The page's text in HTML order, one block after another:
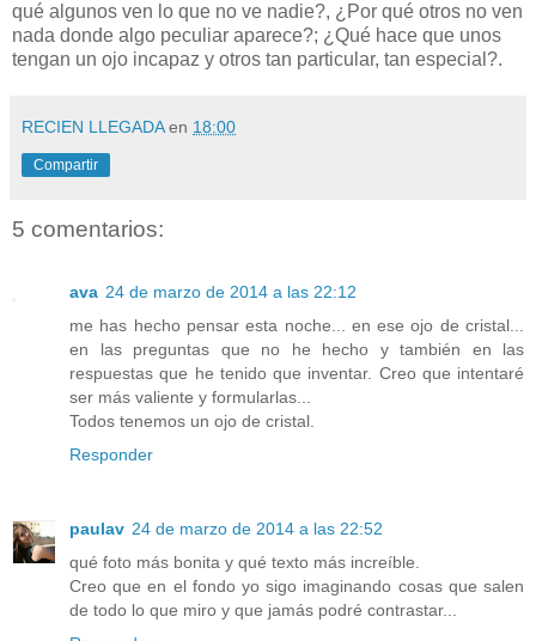
qué algunos ven lo que no ve nadie?, ¿Por qué otros no ven
nada donde algo peculiar aparece?; ¿Qué hace que unos
tengan un ojo incapaz y otros tan particular, tan especial?.
RECIEN LLEGADA en 18:00
Compartir
5 comentarios:
ava 24 de marzo de 2014 a las 22:12
me has hecho pensar esta noche... en ese ojo de cristal...
en las preguntas que no he hecho y también en las
respuestas que he tenido que inventar. Creo que intentaré
ser más valiente y formularlas...
Todos tenemos un ojo de cristal.
Responder
paulav 24 de marzo de 2014 a las 22:52
qué foto más bonita y qué texto más increíble.
Creo que en el fondo yo sigo imaginando cosas que salen
de todo lo que miro y que jamás podré contrastar...